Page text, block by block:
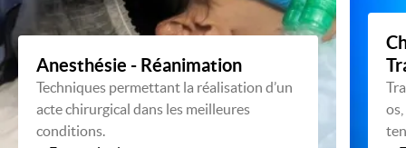
Anesthésie - Réanimation
Techniques permettant la réalisation d’un
acte chirurgical dans les meilleures
conditions.